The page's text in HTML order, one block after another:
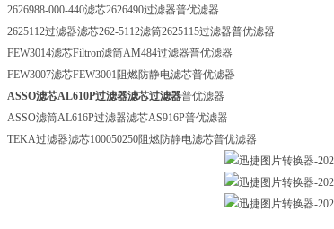
2626988-000-440滤芯2626490过滤器普优滤器
2625112过滤器滤芯262-5112滤筒2625115过滤器普优滤器
FEW3014滤芯Filtron滤筒AM484过滤器普优滤器
FEW3007滤芯FEW3001阻燃防静电滤芯普优滤器
ASSO滤芯AL610P过滤器滤芯过滤器普优滤器
ASSO滤筒AL616P过滤器滤芯AS916P普优滤器
TEKA过滤器滤芯100050250阻燃防静电滤芯普优滤器